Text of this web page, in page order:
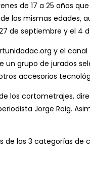
de 17 a 25 años
las mismas edades,
de septiembre y el 4
y el canal
grupo de jurados
accesorios
los cortometrajes,
Jorge Roig.
las 3 categorías de